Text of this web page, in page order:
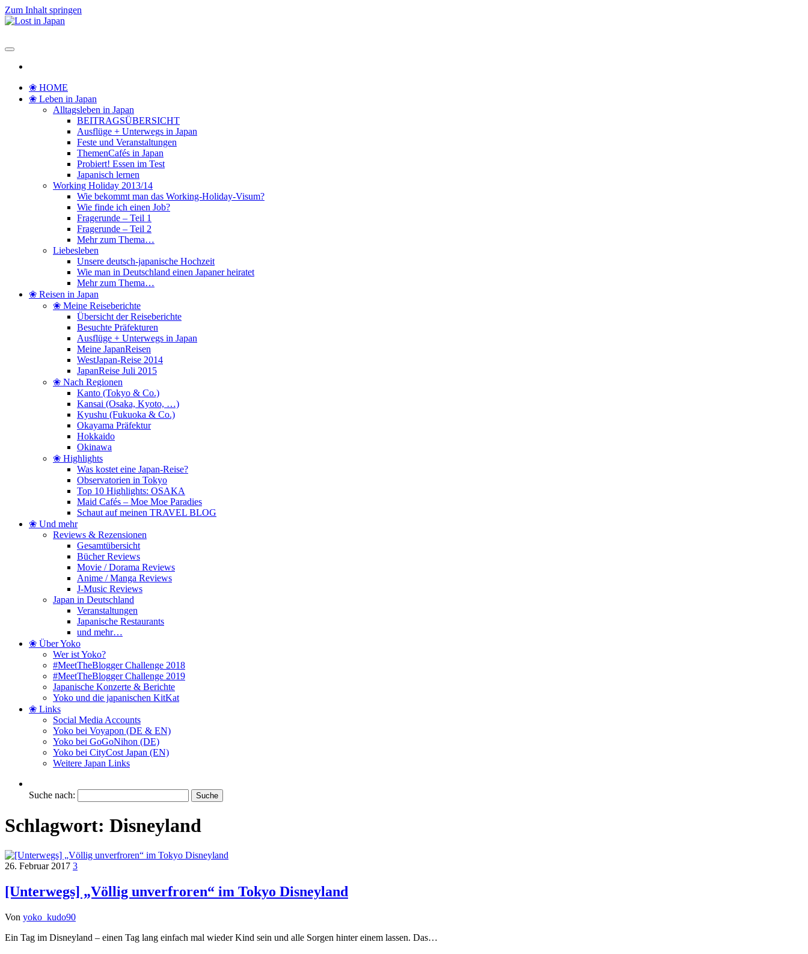
Zum Inhalt springen
❀ HOME
❀ Leben in Japan
Alltagsleben in Japan
BEITRAGSÜBERSICHT
Ausflüge + Unterwegs in Japan
Feste und Veranstaltungen
ThemenCafés in Japan
Probiert! Essen im Test
Japanisch lernen
Working Holiday 2013/14
Wie bekommt man das Working-Holiday-Visum?
Wie finde ich einen Job?
Fragerunde – Teil 1
Fragerunde – Teil 2
Mehr zum Thema…
Liebesleben
Unsere deutsch-japanische Hochzeit
Wie man in Deutschland einen Japaner heiratet
Mehr zum Thema…
❀ Reisen in Japan
❀ Meine Reiseberichte
Übersicht der Reiseberichte
Besuchte Präfekturen
Ausflüge + Unterwegs in Japan
Meine JapanReisen
WestJapan-Reise 2014
JapanReise Juli 2015
❀ Nach Regionen
Kanto (Tokyo & Co.)
Kansai (Osaka, Kyoto, …)
Kyushu (Fukuoka & Co.)
Okayama Präfektur
Hokkaido
Okinawa
❀ Highlights
Was kostet eine Japan-Reise?
Observatorien in Tokyo
Top 10 Highlights: OSAKA
Maid Cafés – Moe Moe Paradies
Schaut auf meinen TRAVEL BLOG
❀ Und mehr
Reviews & Rezensionen
Gesamtübersicht
Bücher Reviews
Movie / Dorama Reviews
Anime / Manga Reviews
J-Music Reviews
Japan in Deutschland
Veranstaltungen
Japanische Restaurants
und mehr…
❀ Über Yoko
Wer ist Yoko?
#MeetTheBlogger Challenge 2018
#MeetTheBlogger Challenge 2019
Japanische Konzerte & Berichte
Yoko und die japanischen KitKat
❀ Links
Social Media Accounts
Yoko bei Voyapon (DE & EN)
Yoko bei GoGoNihon (DE)
Yoko bei CityCost Japan (EN)
Weitere Japan Links
Suche nach:
Schlagwort: Disneyland
26. Februar 2017 3
[Unterwegs] „Völlig unverfroren“ im Tokyo Disneyland
Von yoko_kudo90
Ein Tag im Disneyland – einen Tag lang einfach mal wieder Kind sein und alle Sorgen hinter einem lassen. Das…